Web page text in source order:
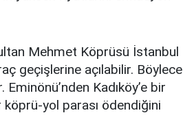
Mehmet Köprüsü İstanbul
geçişlerine açılabilir. Böylece
Kadıköy’e bir
köprü-yol parası ödendiğini